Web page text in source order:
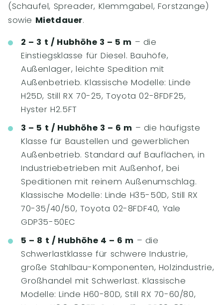
(Schaufel, Spreader, Klemmgabel, Forstzange)
sowie Mietdauer.
2 – 3 t / Hubhöhe 3 – 5 m – die
Einstiegsklasse für Diesel. Bauhöfe,
Außenlager, leichte Spedition mit
Außenbetrieb. Klassische Modelle: Linde
H25D, Still RX 70-25, Toyota 02-8FDF25,
Hyster H2.5FT
3 – 5 t / Hubhöhe 3 – 6 m – die häufigste
Klasse für Baustellen und gewerblichen
Außenbetrieb. Standard auf Bauflächen, in
Industriebetrieben mit Außenhof, bei
Speditionen mit reinem Außenumschlag.
Klassische Modelle: Linde H35-50D, Still RX
70-35/40/50, Toyota 02-8FDF40, Yale
GDP35-50EC
5 – 8 t / Hubhöhe 4 – 6 m – die
Schwerlastklasse für schwere Industrie,
große Stahlbau-Komponenten, Holzindustrie,
Großhandel mit Schwerlast. Klassische
Modelle: Linde H60-80D, Still RX 70-60/80,